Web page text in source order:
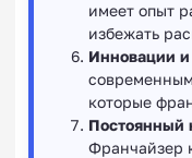
имеет опыт
избежать
Инновации и
которые
Постоянный
Франчайзер